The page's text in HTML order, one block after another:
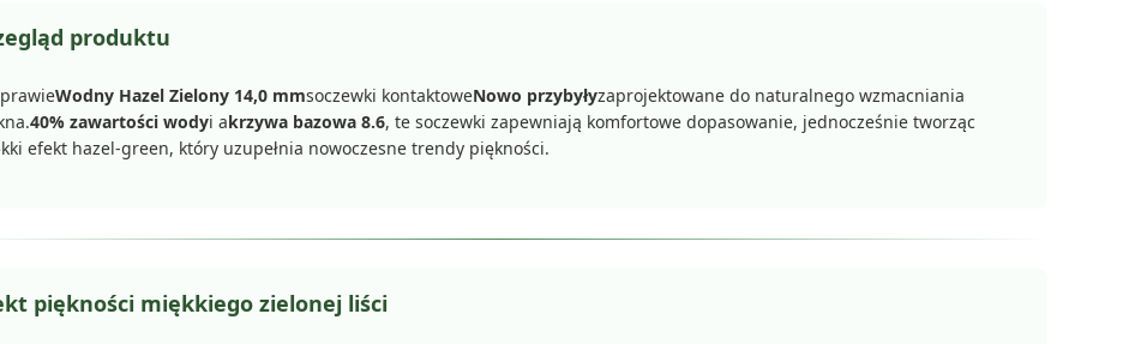
produktu
Wodny Hazel Zielony 14,0 mmsoczewki kontaktoweNowo przybyłyzaprojektowane do naturalnego wzmacniania
40% zawartości wodyi akrzywa bazowa 8.6, te soczewki zapewniają komfortowe dopasowanie, jednocześnie tworząc
efekt hazel-green, który uzupełnia nowoczesne trendy piękności.
piękności miękkiego zielonej liści